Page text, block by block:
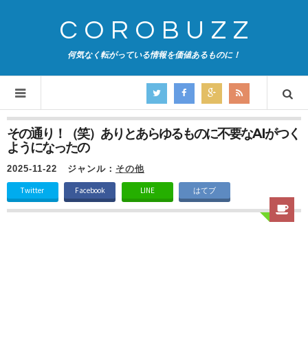
COROBUZZ
何気なく転がっている情報を価値あるものに！
その通り！（笑）ありとあらゆるものに不要なAIがつく
ようになったの
2025-11-22 ジャンル： その他
Twitter Facebook LINE はてブ